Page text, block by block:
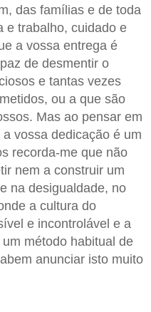
das famílias e de toda
e trabalho, cuidado e
a vossa entrega é
de desmentir o
e tantas vezes
ou a que são
Mas ao pensar em
vossa dedicação é um
recorda-me que não
nem a construir um
na desigualdade, no
a cultura do
e incontrolável e a
método habitual de
anunciar isto muito